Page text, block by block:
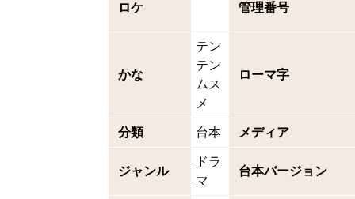
ロケ 管理番号
かな
テン
テン
ムス
メ
ローマ字
分類 台本 メディア
ジャンル
ドラ
マ
台本バージョン